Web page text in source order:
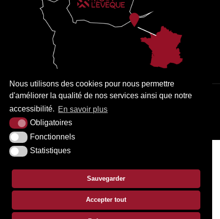
Nous utilisons des cookies pour nous permettre
d'améliorer la qualité de nos services ainsi que notre
accessibilité. En savoir plus
Obligatoires
Fonctionnels
Statistiques
Sauvegarder
Accepter tout
PLAN DU SITE MENTIONS LÉGALES ACCESSIBILITÉ